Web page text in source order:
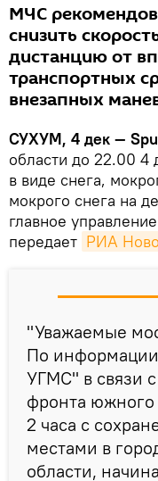
МЧС
снизить
дистанцию от
транспортных
внезапных
СУХУМ, 4 дек —
области до 22.00 4
в виде снега,
мокрого снега на
главное
передает РИА
"Уважаемые
По
УГМС" в связи
фронта
2 часа с
местами в
области,